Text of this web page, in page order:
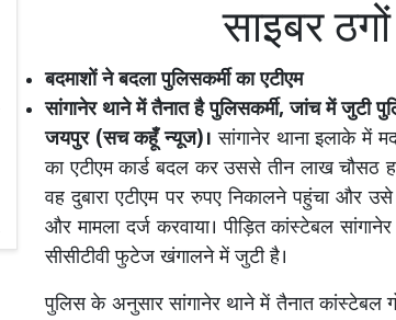
साइबर
बदमाशों ने बदला पुलिसकर्मी का एटीएम
सांगानेर थाने में तैनात है पुलिसकर्मी, जांच में जुटी
जयपुर (सच कहूँ न्यूज)। सांगानेर थाना इलाके में
का एटीएम कार्ड बदल कर उससे तीन लाख चौसठ
वह दुबारा एटीएम पर रुपए निकालने पहुंचा और
और मामला दर्ज करवाया। पीड़ित कांस्टेबल
सीसीटीवी फुटेज खंगालने में जुटी है।
पुलिस के अनुसार सांगानेर थाने में तैनात कांस्टेबल